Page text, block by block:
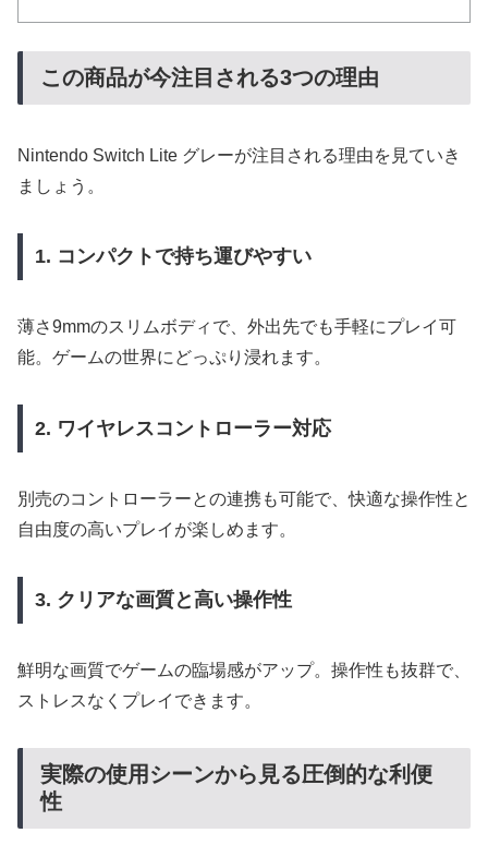
この商品が今注目される3つの理由
Nintendo Switch Lite グレーが注目される理由を見ていき
ましょう。
1. コンパクトで持ち運びやすい
薄さ9mmのスリムボディで、外出先でも手軽にプレイ可
能。ゲームの世界にどっぷり浸れます。
2. ワイヤレスコントローラー対応
別売のコントローラーとの連携も可能で、快適な操作性と
自由度の高いプレイが楽しめます。
3. クリアな画質と高い操作性
鮮明な画質でゲームの臨場感がアップ。操作性も抜群で、
ストレスなくプレイできます。
実際の使用シーンから見る圧倒的な利便
性